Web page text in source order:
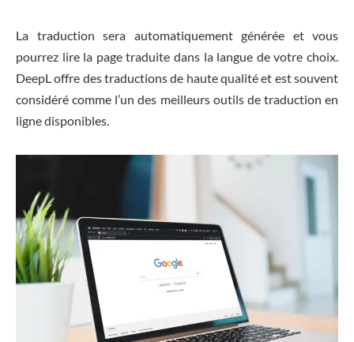
La traduction sera automatiquement générée et vous
pourrez lire la page traduite dans la langue de votre choix.
DeepL offre des traductions de haute qualité et est souvent
considéré comme l’un des meilleurs outils de traduction en
ligne disponibles.